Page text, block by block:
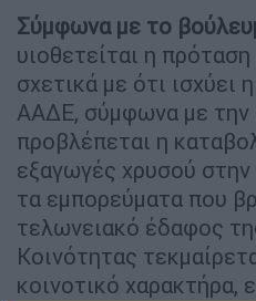
Σύμφωνα με το
υιοθετείται η
σχετικά με ότι ισχύει
ΑΑΔΕ, σύμφωνα με την
προβλέπεται η
εξαγωγές χρυσού στην
τα εμπορεύματα που
τελωνειακό έδαφος
Κοινότητας
κοινοτικό χαρακτήρα,